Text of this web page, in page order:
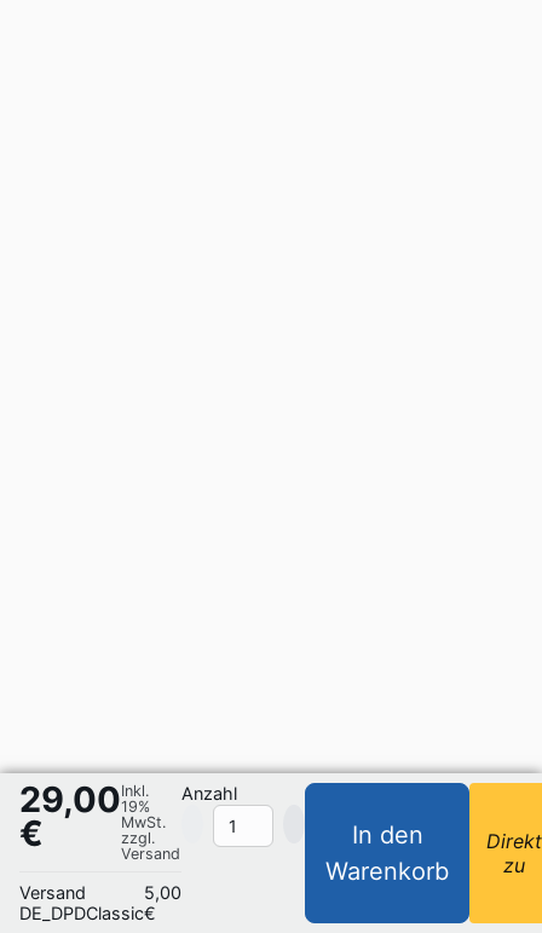
29,00
€
Inkl.
19%
MwSt.
zzgl.
Versand
Versand
DE_DPDClassic
5,00
€
Anzahl
In den
Warenkorb
Direkt
zu